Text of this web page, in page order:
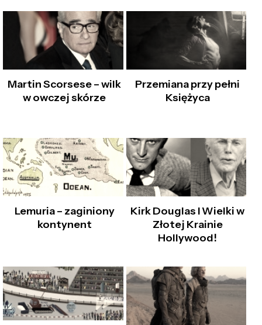
Martin Scorsese – wilk
w owczej skórze
Przemiana przy pełni
Księżyca
Lemuria – zaginiony
kontynent
Kirk Douglas I Wielki w
Złotej Krainie
Hollywood!